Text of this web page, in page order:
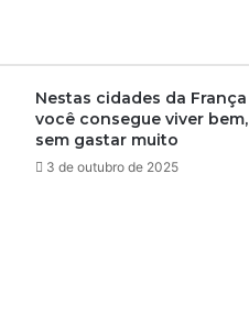
Nestas cidades da França
você consegue viver bem,
sem gastar muito
3 de outubro de 2025